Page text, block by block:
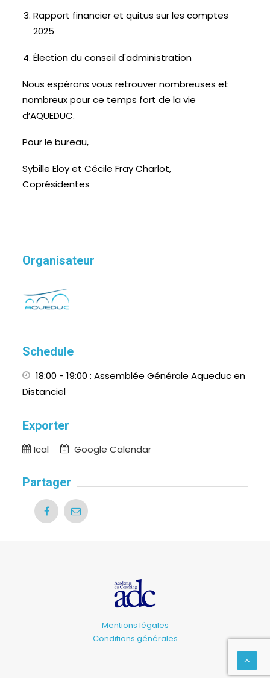
Rapport financier et quitus sur les comptes
2025
Élection du conseil d'administration
Nous espérons vous retrouver nombreuses et
nombreux pour ce temps fort de la vie
d’AQUEDUC.
Pour le bureau,
Sybille Eloy et Cécile Fray Charlot,
Coprésidentes
Organisateur
Schedule
18:00 - 19:00 : Assemblée Générale Aqueduc en
Distanciel
Exporter
Ical Google Calendar
Partager
Mentions légales
Conditions générales